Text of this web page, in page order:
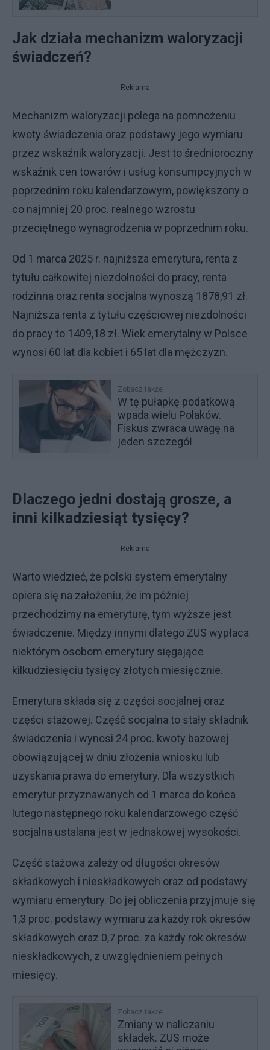
Jak działa mechanizm waloryzacji
świadczeń?
Reklama
Mechanizm waloryzacji polega na pomnożeniu
kwoty świadczenia oraz podstawy jego wymiaru
przez wskaźnik waloryzacji. Jest to średnioroczny
wskaźnik cen towarów i usług konsumpcyjnych w
poprzednim roku kalendarzowym, powiększony o
co najmniej 20 proc. realnego wzrostu
przeciętnego wynagrodzenia w poprzednim roku.
Od 1 marca 2025 r. najniższa emerytura, renta z
tytułu całkowitej niezdolności do pracy, renta
rodzinna oraz renta socjalna wynoszą 1878,91 zł.
Najniższa renta z tytułu częściowej niezdolności
do pracy to 1409,18 zł. Wiek emerytalny w Polsce
wynosi 60 lat dla kobiet i 65 lat dla mężczyzn.
Zobacz także
W tę pułapkę podatkową
wpada wielu Polaków.
Fiskus zwraca uwagę na
jeden szczegół
Dlaczego jedni dostają grosze, a
inni kilkadziesiąt tysięcy?
Reklama
Warto wiedzieć, że polski system emerytalny
opiera się na założeniu, że im później
przechodzimy na emeryturę, tym wyższe jest
świadczenie. Między innymi dlatego ZUS wypłaca
niektórym osobom emerytury sięgające
kilkudziesięciu tysięcy złotych miesięcznie.
Emerytura składa się z części socjalnej oraz
części stażowej. Część socjalna to stały składnik
świadczenia i wynosi 24 proc. kwoty bazowej
obowiązującej w dniu złożenia wniosku lub
uzyskania prawa do emerytury. Dla wszystkich
emerytur przyznawanych od 1 marca do końca
lutego następnego roku kalendarzowego część
socjalna ustalana jest w jednakowej wysokości.
Część stażowa zależy od długości okresów
składkowych i nieskładkowych oraz od podstawy
wymiaru emerytury. Do jej obliczenia przyjmuje się
1,3 proc. podstawy wymiaru za każdy rok okresów
składkowych oraz 0,7 proc. za każdy rok okresów
nieskładkowych, z uwzględnieniem pełnych
miesięcy.
Zobacz także
Zmiany w naliczaniu
składek. ZUS może